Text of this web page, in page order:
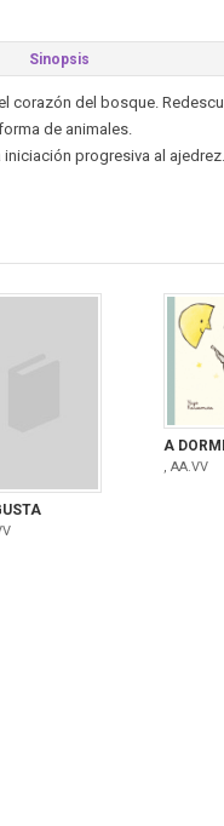
Sinopsis
corazón del bosque.
de animales.
progresiva al ajedrez.
A
, AA.VV